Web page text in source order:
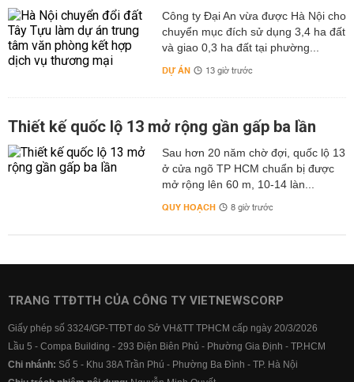
Công ty Đại An vừa được Hà Nội cho
chuyển mục đích sử dụng 3,4 ha đất
và giao 0,3 ha đất tại phường...
DỰ ÁN 13 giờ trước
Thiết kế quốc lộ 13 mở rộng gần gấp ba lần
Sau hơn 20 năm chờ đợi, quốc lộ 13
ở cửa ngõ TP HCM chuẩn bị được
mở rộng lên 60 m, 10-14 làn...
QUY HOẠCH 8 giờ trước
TRANG TTĐTTH CỦA CÔNG TY VIETNEWSCORP
Giấy phép số 3324/GP-TTĐT do Sở VH&TT TPHCM cấp ngày 20/3/2026
Lầu 5 - Compa Building - 293 Điện Biên Phủ - Phường Gia Định - TP.HCM
Chi nhánh: Số 5 - Khu 38A Trần Phú - Phường Ba Đình - TP. Hà Nội